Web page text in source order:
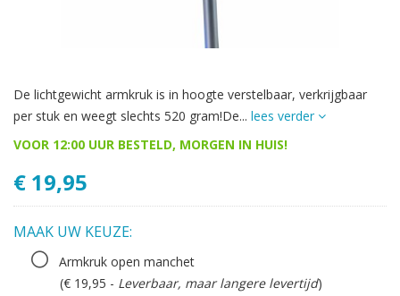
De lichtgewicht armkruk is in hoogte verstelbaar, verkrijgbaar
per stuk en weegt slechts 520 gram!De... lees verder
VOOR 12:00 UUR BESTELD, MORGEN IN HUIS!
€ 19,95
MAAK UW KEUZE:
Armkruk open manchet
(€ 19,95 - Leverbaar, maar langere levertijd)